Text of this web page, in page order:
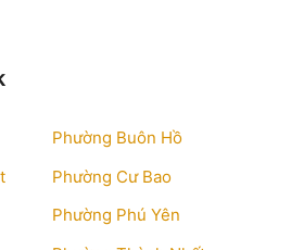
Phường Buôn Hồ
Phường Cư Bao
Phường Phú Yên